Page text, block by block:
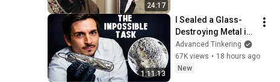
24:17
1:11:13
I Sealed a Glass-
Destroying Metal in
Glass
Advanced Tinkering
67K views • 18 hours ago
New